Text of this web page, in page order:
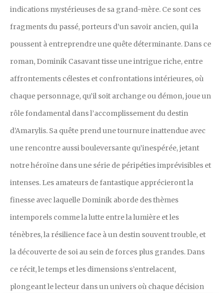
indications mystérieuses de sa grand-mère. Ce sont ces
fragments du passé, porteurs d’un savoir ancien, qui la
poussent à entreprendre une quête déterminante. Dans ce
roman, Dominik Casavant tisse une intrigue riche, entre
affrontements célestes et confrontations intérieures, où
chaque personnage, qu’il soit archange ou démon, joue un
rôle fondamental dans l’accomplissement du destin
d’Amarylis. Sa quête prend une tournure inattendue avec
une rencontre aussi bouleversante qu’inespérée, jetant
notre héroïne dans une série de péripéties imprévisibles et
intenses. Les amateurs de fantastique apprécieront la
finesse avec laquelle Dominik aborde des thèmes
intemporels comme la lutte entre la lumière et les
ténèbres, la résilience face à un destin souvent trouble, et
la découverte de soi au sein de forces plus grandes. Dans
ce récit, le temps et les dimensions s’entrelacent,
plongeant le lecteur dans un univers où chaque décision